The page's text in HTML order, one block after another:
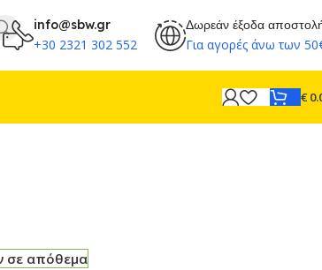
info@sbw.gr
+30 2321 302 552
Δωρεάν έξοδα
Για αγορές άνω των
€
σε απόθεμα